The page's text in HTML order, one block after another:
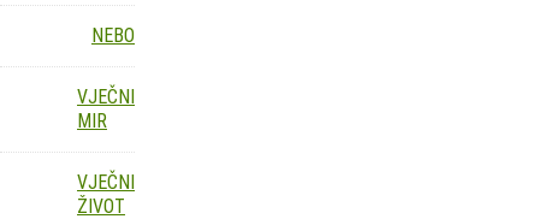
NEBO
VJEČNI
MIR
VJEČNI
ŽIVOT